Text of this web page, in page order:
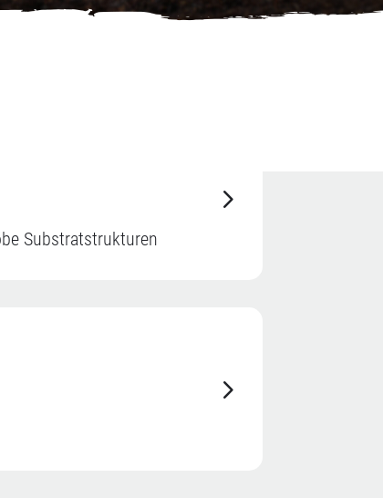
Substratstrukturen